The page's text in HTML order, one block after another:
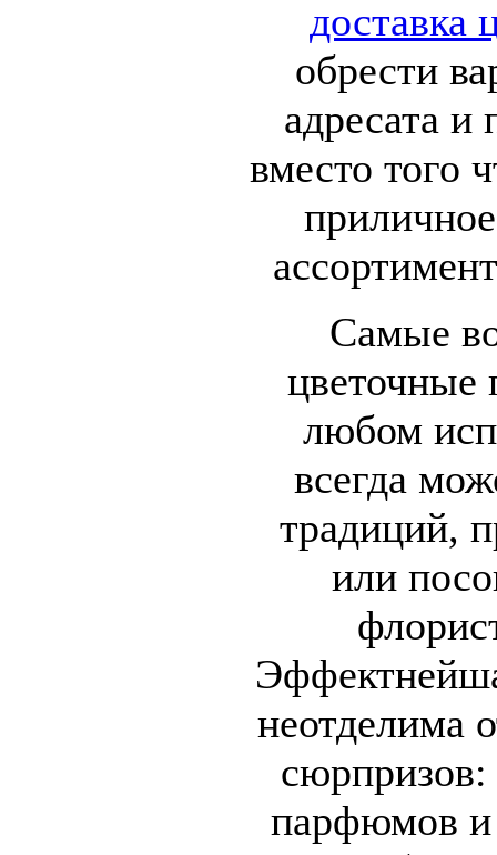
доставка
обрести
адресата и
вместо того
Самые
цветочные
любом
всегда
традиций,
или
неотделима
сюрпризов:
парфюмов и